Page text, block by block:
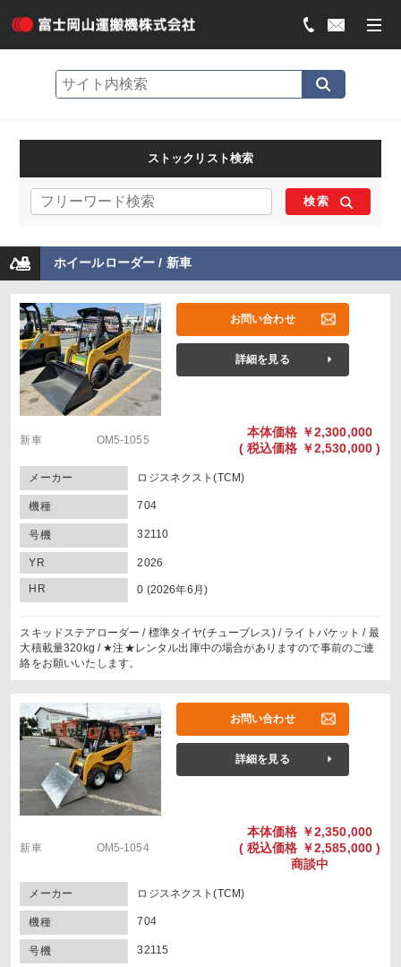
ストックリスト検索
検索
ホイールローダー / 新車
お問い合わせ
詳細を見る
新車 OM5-1055
本体価格 ￥2,300,000
( 税込価格 ￥2,530,000 )
メーカー ロジスネクスト(TCM)
機種 704
号機 32110
YR 2026
HR 0 (2026年6月)
スキッドステアローダー / 標準タイヤ(チューブレス) / ライトバケット / 最
大積載量320kg / ★注★レンタル出庫中の場合がありますので事前のご連
絡をお願いいたします。
お問い合わせ
詳細を見る
新車 OM5-1054
本体価格 ￥2,350,000
( 税込価格 ￥2,585,000 )
商談中
メーカー ロジスネクスト(TCM)
機種 704
号機 32115